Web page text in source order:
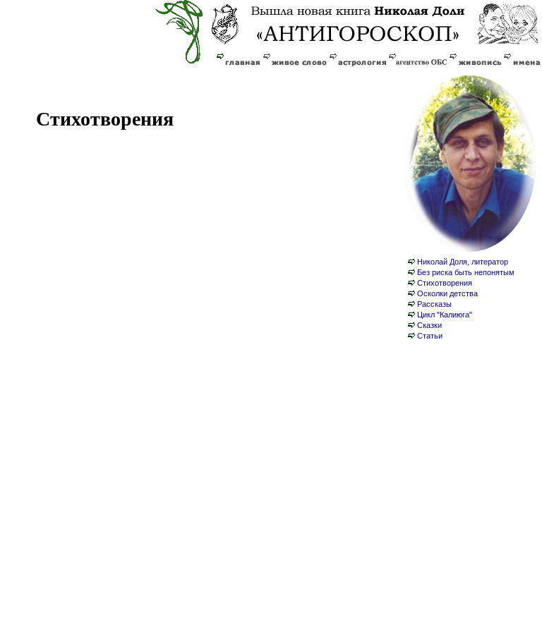
Стихотворения
Николай Доля, литератор
Без риска быть непонятым
Стихотворения
Осколки детства
Рассказы
Цикл "Калиюга"
Сказки
Статьи